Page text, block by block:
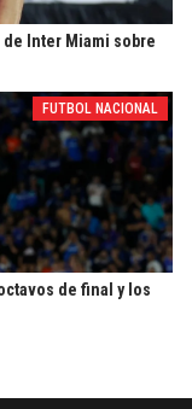
Inter Miami sobre
FUTBOL NACIONAL
de final y los